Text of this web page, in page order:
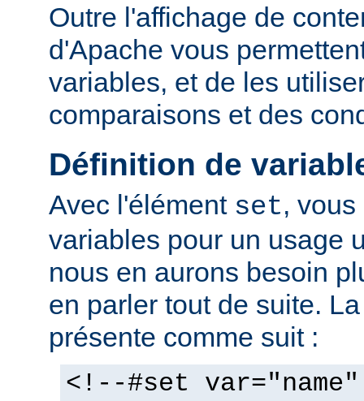
Outre l'affichage de
d'Apache vous
variables, et de les
comparaisons et des
Définition de
Avec l'élément set,
variables pour un usage
nous en aurons besoin
en parler tout de suite.
présente comme suit :
<!--#set